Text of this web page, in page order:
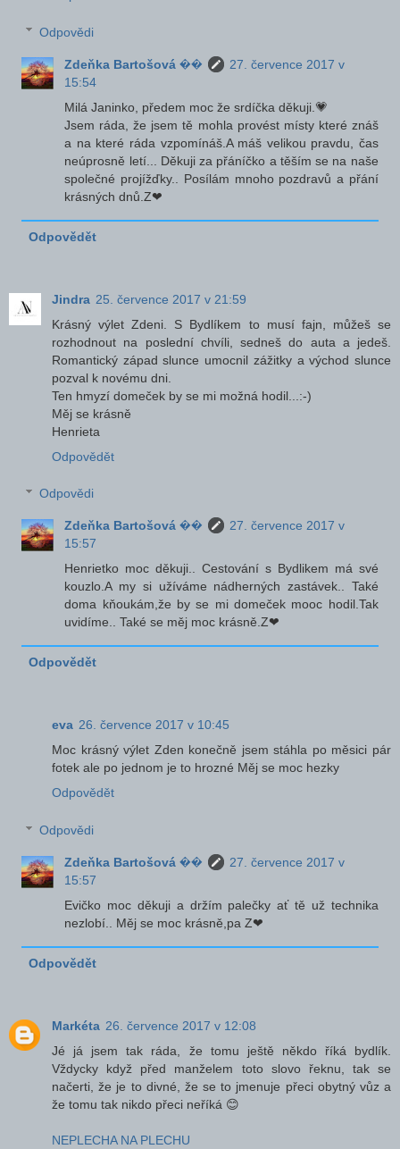
Odpovědi
Zdeňka Bartošová ��
27. července 2017 v
15:54
Milá Janinko, předem moc že srdíčka děkuji.💗
Jsem ráda, že jsem tě mohla provést místy které znáš
a na které ráda vzpomínáš.A máš velikou pravdu, čas
neúprosně letí... Děkuji za přáníčko a těším se na naše
společné projížďky.. Posílám mnoho pozdravů a přání
krásných dnů.Z❤
Odpovědět
Jindra 25. července 2017 v 21:59
Krásný výlet Zdeni. S Bydlíkem to musí fajn, můžeš se
rozhodnout na poslední chvíli, sedneš do auta a jedeš.
Romantický západ slunce umocnil zážitky a východ slunce
pozval k novému dni.
Ten hmyzí domeček by se mi možná hodil...:-)
Měj se krásně
Henrieta
Odpovědět
Odpovědi
Zdeňka Bartošová ��
27. července 2017 v
15:57
Henrietko moc děkuji.. Cestování s Bydlikem má své
kouzlo.A my si užíváme nádherných zastávek.. Také
doma kňoukám,že by se mi domeček mooc hodil.Tak
uvidíme.. Také se měj moc krásně.Z❤
Odpovědět
eva 26. července 2017 v 10:45
Moc krásný výlet Zden konečně jsem stáhla po měsici pár
fotek ale po jednom je to hrozné Měj se moc hezky
Odpovědět
Odpovědi
Zdeňka Bartošová ��
27. července 2017 v
15:57
Evičko moc děkuji a držím palečky ať tě už technika
nezlobí.. Měj se moc krásně,pa Z❤
Odpovědět
Markéta 26. července 2017 v 12:08
Jé já jsem tak ráda, že tomu ještě někdo říká bydlík.
Vždycky když před manželem toto slovo řeknu, tak se
načerti, že je to divné, že se to jmenuje přeci obytný vůz a
že tomu tak nikdo přeci neříká 😊
NEPLECHA NA PLECHU